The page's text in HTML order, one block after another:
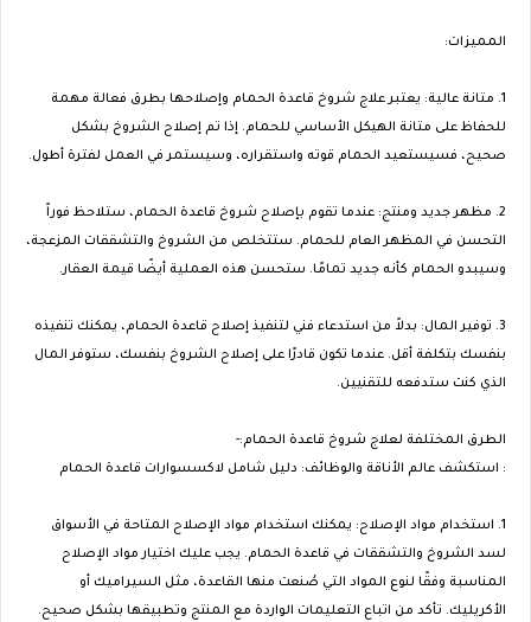
المميزات:
1. متانة عالية: يعتبر علاج شروخ قاعدة الحمام وإصلاحها بطرق فعالة مهمة
للحفاظ على متانة الهيكل الأساسي للحمام. إذا تم إصلاح الشروخ بشكل
صحيح، فسيستعيد الحمام قوته واستقراره، وسيستمر في العمل لفترة أطول.
2. مظهر جديد ومنتج: عندما تقوم بإصلاح شروخ قاعدة الحمام، ستلاحظ فوراً
التحسن في المظهر العام للحمام. ستتخلص من الشروخ والتشققات المزعجة،
وسيبدو الحمام كأنه جديد تمامًا. ستحسن هذه العملية أيضًا قيمة العقار.
3. توفير المال: بدلاً من استدعاء فني لتنفيذ إصلاح قاعدة الحمام، يمكنك تنفيذه
بنفسك بتكلفة أقل. عندما تكون قادرًا على إصلاح الشروخ بنفسك، ستوفر المال
الذي كنت ستدفعه للتقنيين.
الطرق المختلفة لعلاج شروخ قاعدة الحمام:-
: استكشف عالم الأناقة والوظائف: دليل شامل لاكسسوارات قاعدة الحمام
1. استخدام مواد الإصلاح: يمكنك استخدام مواد الإصلاح المتاحة في الأسواق
لسد الشروخ والتشققات في قاعدة الحمام. يجب عليك اختيار مواد الإصلاح
المناسبة وفقًا لنوع المواد التي صُنعت منها القاعدة، مثل السيراميك أو
الأكريليك. تأكد من اتباع التعليمات الواردة مع المنتج وتطبيقها بشكل صحيح.